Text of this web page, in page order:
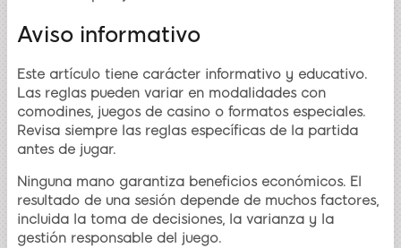
Aviso informativo
Este artículo tiene carácter informativo y educativo.
Las reglas pueden variar en modalidades con
comodines, juegos de casino o formatos especiales.
Revisa siempre las reglas específicas de la partida
antes de jugar.
Ninguna mano garantiza beneficios económicos. El
resultado de una sesión depende de muchos factores,
incluida la toma de decisiones, la varianza y la
gestión responsable del juego.